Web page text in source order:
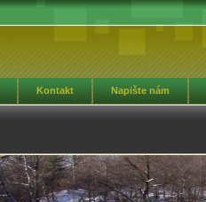
Kontakt Napište nám